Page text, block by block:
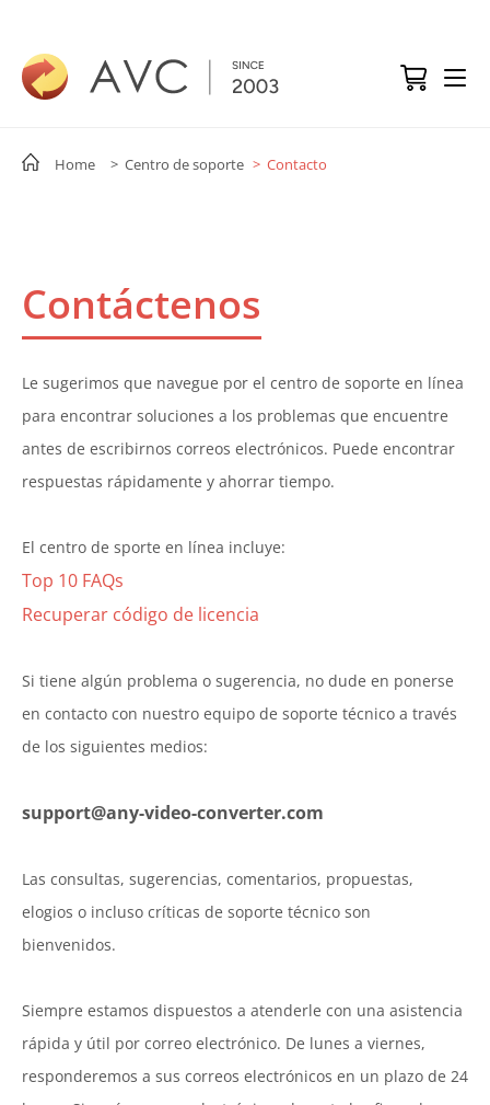
Home > Centro de soporte > Contacto
Contáctenos
Le sugerimos que navegue por el centro de soporte en línea
para encontrar soluciones a los problemas que encuentre
antes de escribirnos correos electrónicos. Puede encontrar
respuestas rápidamente y ahorrar tiempo.
El centro de sporte en línea incluye:
Top 10 FAQs
Recuperar código de licencia
Si tiene algún problema o sugerencia, no dude en ponerse
en contacto con nuestro equipo de soporte técnico a través
de los siguientes medios:
support@any-video-converter.com
Las consultas, sugerencias, comentarios, propuestas,
elogios o incluso críticas de soporte técnico son
bienvenidos.
Siempre estamos dispuestos a atenderle con una asistencia
rápida y útil por correo electrónico. De lunes a viernes,
responderemos a sus correos electrónicos en un plazo de 24